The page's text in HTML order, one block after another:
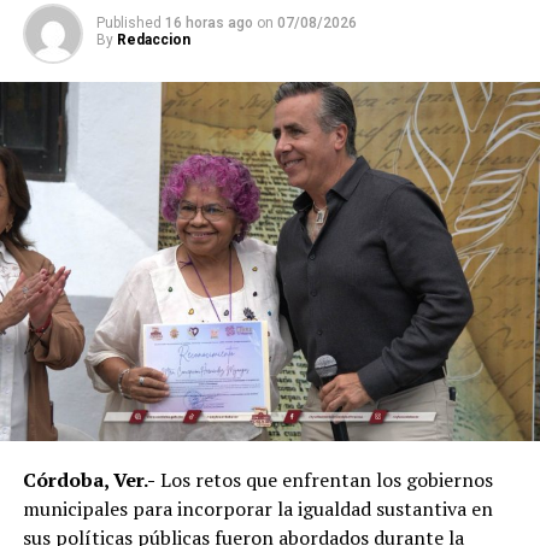
Explicó que de los participantes serán seleccionados
alrededor de 40 atletas que representarán a México en
el campeonato mundial programado para noviembre en
Georgia, por lo que el torneo en Córdoba también
funciona como una de las principales etapas para
conformar al equipo nacional.
Marroquín destacó el desempeño que ha tenido México
en competencias internacionales de artes marciales
mixtas y sostuvo que el país se ha consolidado como una
de las principales potencias del continente americano
en esta disciplina.
De acuerdo con el dirigente deportivo, México ha
conseguido cinco campeonatos panamericanos
consecutivos por equipos, superando a delegaciones
Published 16 horas ago on 07/08/2026
By Redaccion
Córdoba, Ver.- Los retos que enfrentan los gobiernos
municipales para incorporar la igualdad sustantiva en
sus políticas públicas fueron abordados durante la